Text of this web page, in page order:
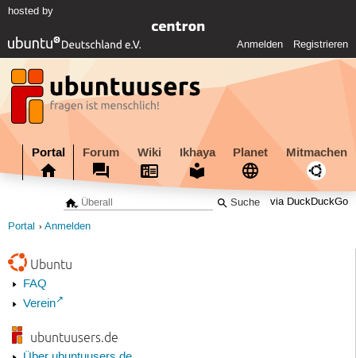
hosted by
Anmelden Registrieren
Portal Forum Wiki Ikhaya Planet Mitmachen
via DuckDuckGo
Portal Anmelden
Ubuntu
FAQ
Verein
ubuntuusers.de